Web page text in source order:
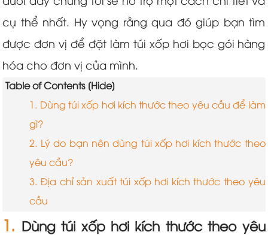
cụ thể nhất. Hy vọng rằng qua đó giúp bạn tìm
được đơn vị để đặt làm túi xốp hơi bọc gói hàng
hóa cho đơn vị của mình.
Table of Contents [Hide]
1. Dùng túi xốp hơi kích thước theo yêu cầu để làm
gì?
2. Lý do bạn nên dùng túi xốp hơi kích thước theo
yêu cầu?
3. Địa chỉ sản xuất túi xốp hơi kích thước theo yêu
cầu
1. Dùng túi xốp hơi kích thước theo yêu